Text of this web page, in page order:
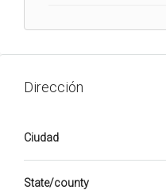
Dirección
Ciudad
State/county